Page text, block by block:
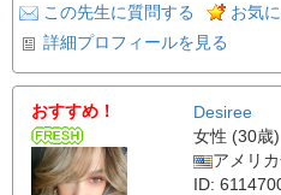
この先生に質問する
お気
詳細プロフィールを見る
おすすめ！
Desiree
女性 (30歳)
アメリ
ID: